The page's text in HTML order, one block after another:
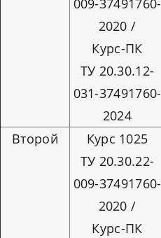
009-37491760-
2020 /
Курс-ПК
ТУ 20.30.12-
031-37491760-
2024
Второй
Курс 1025
ТУ 20.30.22-
009-37491760-
2020 /
Курс-ПК